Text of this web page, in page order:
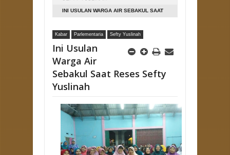
INI USULAN WARGA AIR SEBAKUL SAAT
Kabar Parlementaria Sefty Yuslinah
Ini Usulan
Warga Air
Sebakul Saat Reses Sefty
Yuslinah